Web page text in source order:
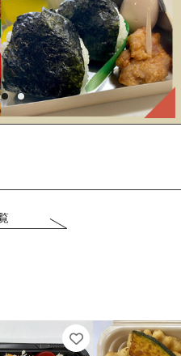
商品☆
タイプ
リーズ
☆四季弁当
☆豊富な種類☆
各種
～
ル